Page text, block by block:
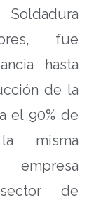
fue
hasta
de la
el 90% de
misma
empresa
de